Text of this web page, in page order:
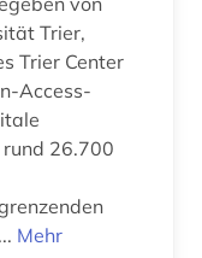
Trier,
Trier Center
26.700
Mehr